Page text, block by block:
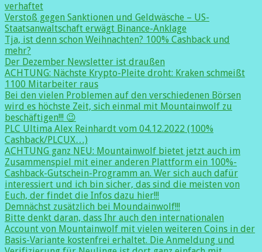
verhaftet
Verstoß gegen Sanktionen und Geldwäsche – US-
Staatsanwaltschaft erwägt Binance-Anklage
Tja, ist denn schon Weihnachten? 100% Cashback und
mehr?
Der Dezember Newsletter ist draußen
ACHTUNG: Nächste Krypto-Pleite droht: Kraken schmeißt
1100 Mitarbeiter raus
Bei den vielen Problemen auf den verschiedenen Börsen
wird es höchste Zeit, sich einmal mit Mountainwolf zu
beschäftigen!!! 😉
PLC Ultima Alex Reinhardt vom 04.12.2022 (100%
Cashback/PLCUX…)
ACHTUNG ganz NEU: Mountainwolf bietet jetzt auch im
Zusammenspiel mit einer anderen Plattform ein 100%-
Cashback-Gutschein-Programm an. Wer sich auch dafür
interessiert und ich bin sicher, das sind die meisten von
Euch, der findet die Infos dazu hier!!!
Demnächst zusätzlich bei Moundainwolf!!!
Bitte denkt daran, dass Ihr auch den internationalen
Account von Mountainwolf mit vielen weiteren Coins in der
Basis-Variante kostenfrei erhaltet. Die Anmeldung und